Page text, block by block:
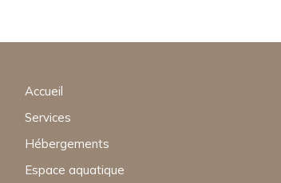
Accueil
Services
Hébergements
Espace aquatique